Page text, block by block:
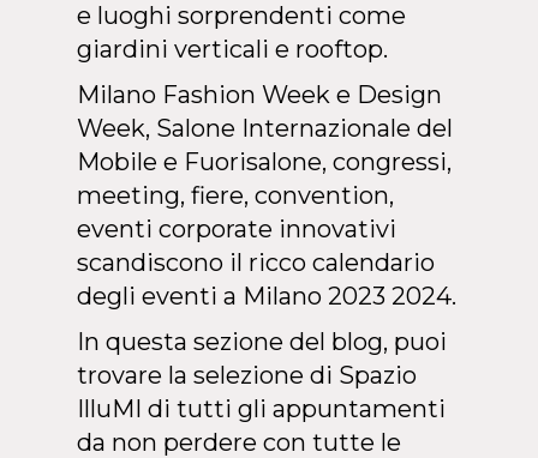
e luoghi sorprendenti come
giardini verticali e rooftop.
Milano Fashion Week e Design
Week, Salone Internazionale del
Mobile e Fuorisalone, congressi,
meeting, fiere, convention,
eventi corporate innovativi
scandiscono il ricco calendario
degli eventi a Milano 2023 2024.
In questa sezione del blog, puoi
trovare la selezione di Spazio
IlluMI di tutti gli appuntamenti
da non perdere con tutte le